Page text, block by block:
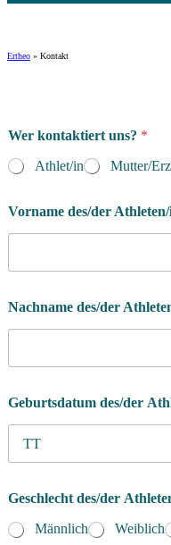
Ertheo » Kontakt
Wer kontaktiert uns? *
Athlet/in
Mutter/
Vorname des/der
Nachname des/der
Geburtsdatum des/der
d
e
Geschlecht des/der
Männlich
Weiblich